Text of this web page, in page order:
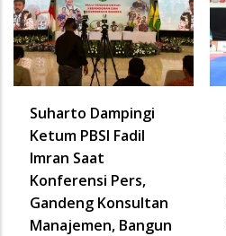
Suharto Dampingi
Ketum PBSI Fadil
Imran Saat
Konferensi Pers,
Gandeng Konsultan
Manajemen, Bangun